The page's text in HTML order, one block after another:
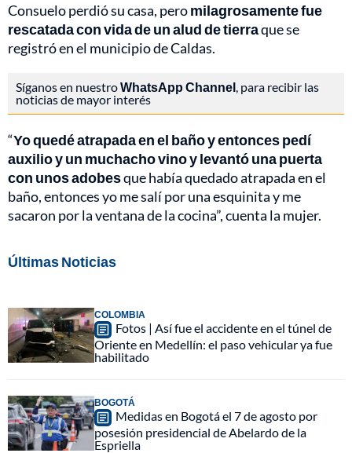
Consuelo perdió su casa, peromilagrosamente fue
rescatada con vida de un alud de tierraque se
registró en el municipio de Caldas.
Síganos en nuestroWhatsApp Channel , para recibir las
noticias de mayor interés
“Yo quedé atrapada en el baño y entonces pedí
auxilio y un muchacho vino y levantó una puerta
con unos adobesque había quedado atrapada en el
baño, entonces yo me salí por una esquinita y me
sacaron por la ventana de la cocina”, cuenta la mujer.
Últimas Noticias
COLOMBIA
Fotos | Así fue el accidente en el túnel de
Oriente en Medellín: el paso vehicular ya fue
habilitado
BOGOTÁ
Medidas en Bogotá el 7 de agosto por
posesión presidencial de Abelardo de la
Espriella